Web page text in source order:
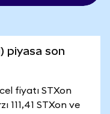
piyasa son
fiyatı STXon
111,41 STXon ve